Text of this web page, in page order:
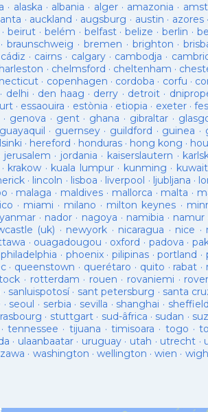
· alaska · albania · alger· amazonia ·
· auckland · augsburg · austin · azores·
·beirut · belém · belfast·belize · berlin ·
·braunschweig · bremen · brighton ·
cádiz · cairns · calgary· cambodja ·
· chelmsford · cheltenham ·
· copenhagen · cordoba · corfu ·
delhi · den haag · derry · detroit·
· essaouira · estònia · etiopia · exeter· fes
· genova · gent· ghana · gibraltar ·
guayaquil · guernsey· guildford · guinea ·
· hereford · honduras· hong kong ·
jerusalem · jordania · kaiserslautern ·
· krakow · kuala lumpur· kunming · kuwait
· lincoln · lisboa · liverpool · ljubljana ·
· malaga · maldives · mallorca · malta ·
· miami · milano · milton keynes ·
· nador · nagoya · namibia · namur
(uk) · newyork · nicaragua · nice ·
· ouagadougou · oxford · padova ·
philadelphia · phoenix·pilipinas ·portland ·
· queenstown · querétaro · quito · rabat ·
· rotterdam · rouen · rovaniemi ·
· sanluispotosí· sant petersburg · santa
· seoul · serbia · sevilla · shanghai · sheffield
· stuttgart· sud-âfrica · sudan ·
tennessee · tijuana ·timisoara · togo ·
· ulaanbaatar· uruguay· utah · utrecht ·
· washington · wellington ·wien ·